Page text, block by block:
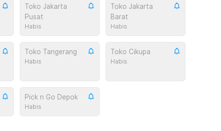
Toko Jakarta
Pusat
Habis
Toko Jakarta
Barat
Habis
Toko Tangerang
Habis
Toko Cikupa
Habis
Pick n Go Depok
Habis